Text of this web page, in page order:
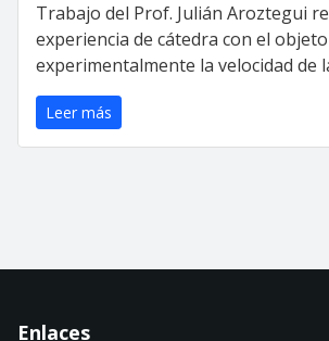
Trabajo del Prof. Julián Aroztegui
experiencia de cátedra con el
experimentalmente la velocidad de
Leer más
Enlaces